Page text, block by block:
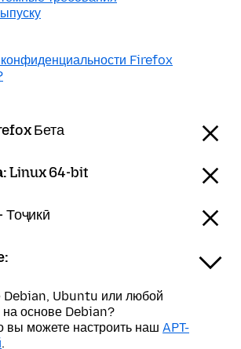
Firefox
Бета
Linux 64-bit
Тоҷикӣ
Debian, Ubuntu или любой
на основе Debian?
вы можете настроить наш APT-
.